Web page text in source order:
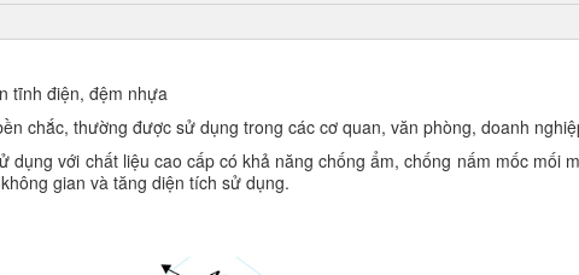
tĩnh điện, đệm nhựa
chắc, thường được sử dụng trong các cơ quan, văn phòng, doanh
với chất liệu cao cấp có khả năng chống ẩm, chống nấm mốc mối
gian và tăng diện tích sử dụng.